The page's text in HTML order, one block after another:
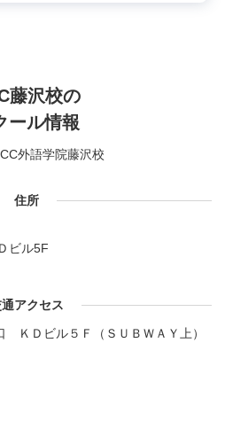
藤沢校の
ール情報
住所
ビル5F
アクセス
ＫＤビル５Ｆ（ＳＵＢＷＡＹ上）